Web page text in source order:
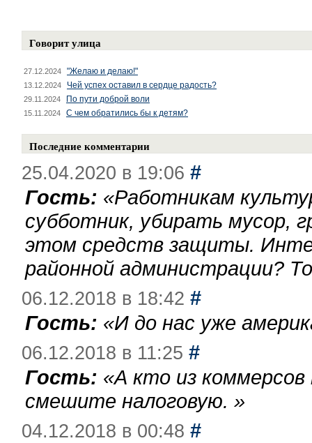
Говорит улица
27.12.2024 "Желаю и делаю!"
13.12.2024 Чей успех оставил в сердце радость?
29.11.2024 По пути доброй воли
15.11.2024 С чем обратились бы к детям?
Последние комментарии
25.04.2020 в 19:06 #
Гость: «Работникам
субботник, убирать мусор,
этом средств защиты.
районной администрации?
06.12.2018 в 18:42 #
Гость: «И до нас уже
06.12.2018 в 11:25 #
Гость: «А кто из
смешите налоговую. »
04.12.2018 в 00:48 #